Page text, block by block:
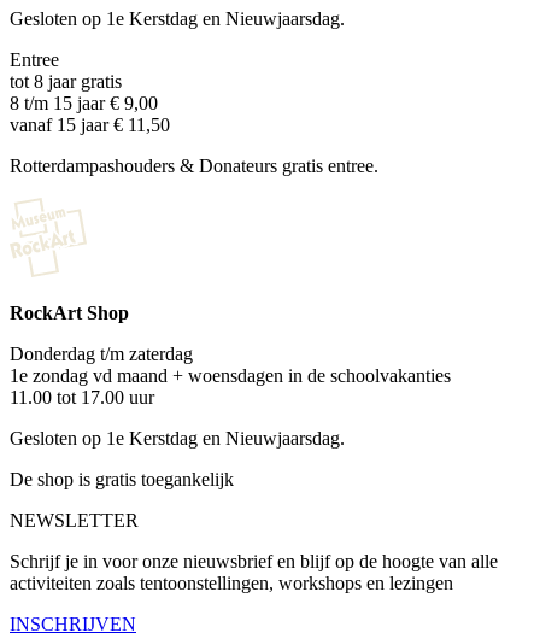
Gesloten op 1e Kerstdag en Nieuwjaarsdag.
Entree
tot 8 jaar gratis
8 t/m 15 jaar € 9,00
vanaf 15 jaar € 11,50
Rotterdampashouders & Donateurs gratis entree.
RockArt Shop
Donderdag t/m zaterdag
1e zondag vd maand + woensdagen in de schoolvakanties
11.00 tot 17.00 uur
Gesloten op 1e Kerstdag en Nieuwjaarsdag.
De shop is gratis toegankelijk
NEWSLETTER
Schrijf je in voor onze nieuwsbrief en blijf op de hoogte van alle
activiteiten zoals tentoonstellingen, workshops en lezingen
INSCHRIJVEN